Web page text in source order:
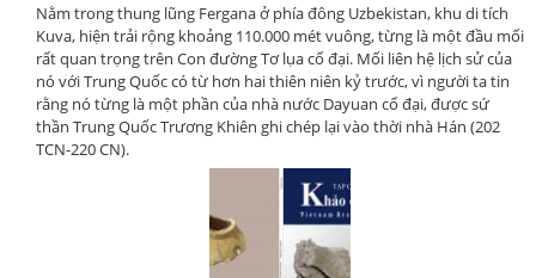
Nằm trong thung lũng Fergana ở phía đông Uzbekistan, khu di tích
Kuva, hiện trải rộng khoảng 110.000 mét vuông, từng là một đầu mối
rất quan trọng trên Con đường Tơ lụa cổ đại. Mối liên hệ lịch sử của
nó với Trung Quốc có từ hơn hai thiên niên kỷ trước, vì người ta tin
rằng nó từng là một phần của nhà nước Dayuan cổ đại, được sứ
thần Trung Quốc Trương Khiên ghi chép lại vào thời nhà Hán (202
TCN-220 CN).